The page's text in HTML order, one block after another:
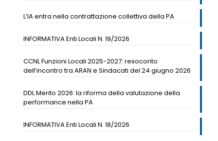
L’IA entra nella contrattazione collettiva della PA
INFORMATIVA Enti Locali N. 19/2026
CCNL Funzioni Locali 2025-2027: resoconto
dell’incontro tra ARAN e Sindacati del 24 giugno 2026
DDL Merito 2026: la riforma della valutazione della
performance nella PA
INFORMATIVA Enti Locali N. 18/2026